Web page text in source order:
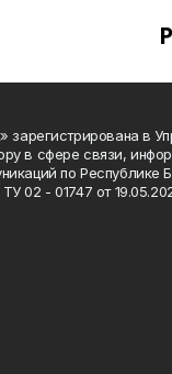
зарегистрирована в
в сфере связи,
по Республике
02 - 01747 от